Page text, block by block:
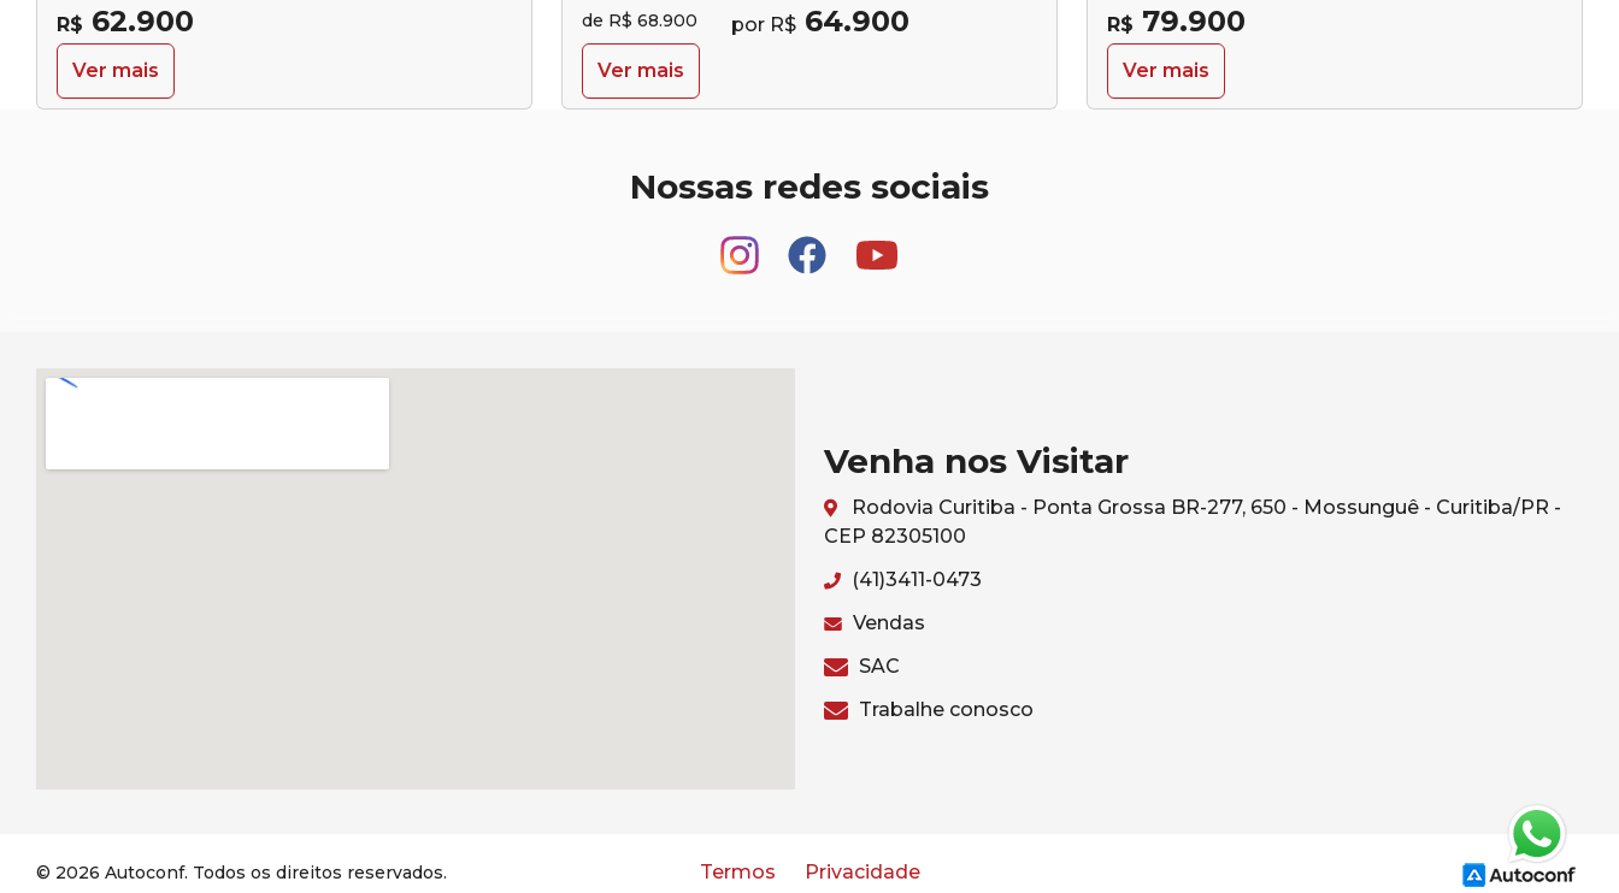
R$ 62.900
Ver mais
de R$ 68.900 por R$ 64.900
Ver mais
R$ 79.900
Ver mais
Nossas redes sociais
Venha nos Visitar
Rodovia Curitiba - Ponta Grossa BR-277, 650 - Mossunguê - Curitiba/PR -
CEP 82305100
(41)3411-0473
Vendas
SAC
Trabalhe conosco
© 2026 Autoconf. Todos os direitos reservados. Termos Privacidade